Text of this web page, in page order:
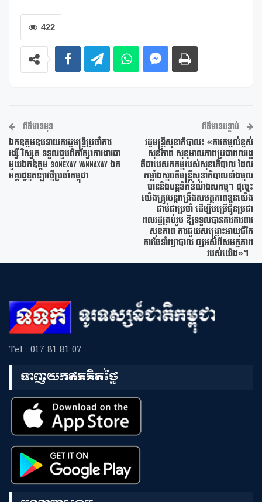
422
ព័ត៌មានមុន
ឯកឧត្តមឧបនាយករដ្ឋមន្ត្រីប្រចាំការ
វង្សី វិស្សុត ទទួលជួបពិភាក្សាការងារជា
មួយឯកឧត្តម Sonexay Vannaxay ឯក
អគ្គរដ្ឋទូតឡាវថ្មីប្រចាំកម្ពុជា
ព័ត៌មានបន្ទាប់
រដ្ឋមន្រ្តីសុខាភិបាល៖ «ការតម្កល់ខ្ពស់
សុខភាព សុខុមាលភាពប្រជាពលរដ្ឋ
គឺជាបេសកកម្មរបស់សុខាភិបាល ដែល
កម្លាំងស្មារតីមន្រ្តីសុខាភិបាលទាំងមូល
បាននិងបន្តខិតខំយ៉ាងសកម្ម។ ដូច្នេះ
យើងត្រូវបន្តពង្រឹងសមត្ថភាពខ្លួនយើង
ជាប់ជាប្រចាំ ដើម្បីបម្រើជូនប្រជា
ពលរដ្ឋគ្រប់រូប ឱ្យទទួលបានការការពារ
សុខភាព ការជួយសង្រ្គោះអាយុជីវិត
ការថែទាំព្យាបាល ឲ្យអស់ពីសមត្ថភាព
របស់យើង»។
Tel : 017 81 81 07
ទាញយកឥតគិតថ្លៃ